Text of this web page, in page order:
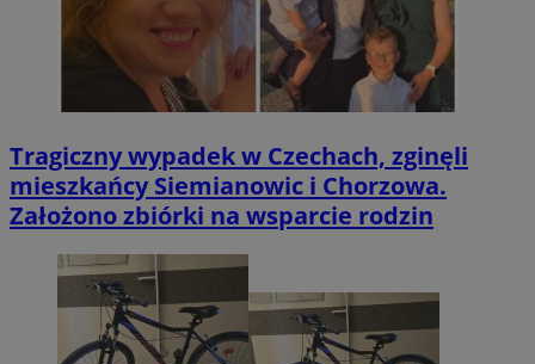
Tragiczny wypadek w Czechach, zginęli
mieszkańcy Siemianowic i Chorzowa.
Założono zbiórki na wsparcie rodzin